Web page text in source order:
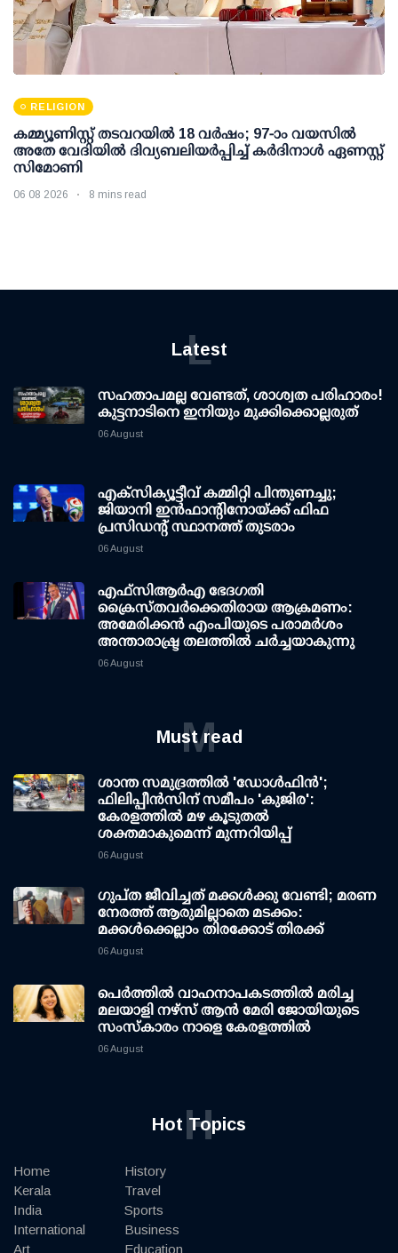
RELIGION
കമ്മ്യൂണിസ്റ്റ് തടവറയില്‍ 18 വര്‍ഷം; 97-ാം വയസില്‍
അതേ വേദിയില്‍ ദിവ്യബലിയര്‍പ്പിച്ച് കര്‍ദിനാള്‍ ഏണസ്റ്റ്
സിമോണി
06 08 2026 8 mins read
Latest
L
സഹതാപമല്ല വേണ്ടത്, ശാശ്വത പരിഹാരം!
കുട്ടനാടിനെ ഇനിയും മുക്കിക്കൊല്ലരുത്
06 August
എക്സിക്യൂട്ടീവ് കമ്മിറ്റി പിന്തുണച്ചു;
ജിയാനി ഇന്‍ഫാന്റിനോയ്ക്ക് ഫിഫ
പ്രസിഡന്റ് സ്ഥാനത്ത് തുടരാം
06 August
എഫ്‌സി‌ആര്‍‌എ ഭേദഗതി
ക്രൈസ്തവർക്കെതിരായ ആക്രമണം:
അമേരിക്കൻ എംപിയുടെ പരാമർശം
അന്താരാഷ്ട്ര തലത്തിൽ ചർച്ചയാകുന്നു
06 August
Must read
M
ശാന്ത സമുദ്രത്തില്‍ 'ഡോള്‍ഫിന്‍';
ഫിലിപ്പീന്‍സിന് സമീപം 'കുജിര':
കേരളത്തില്‍ മഴ കൂടുതല്‍
ശക്തമാകുമെന്ന് മുന്നറിയിപ്പ്
06 August
ഗുപ്ത ജീവിച്ചത് മക്കള്‍ക്കു വേണ്ടി; മരണ
നേരത്ത് ആരുമില്ലാതെ മടക്കം:
മക്കള്‍ക്കെല്ലാം തിരക്കോട് തിരക്ക്
06 August
പെർത്തിൽ വാഹനാപകടത്തിൽ മരിച്ച
മലയാളി നഴ്സ് ആൻ മേരി ജോയിയുടെ
സംസ്കാരം നാളെ കേരളത്തിൽ
06 August
Hot Topics
H
Home
Kerala
India
International
Art
History
Travel
Sports
Business
Education